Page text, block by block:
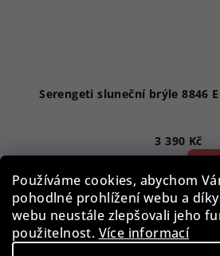
Používáme cookies, abychom
pohodlné prohlížení webu a
webu neustále zlepšovali jeho
použitelnost. Více informací
3 390 Kč
7 090 Kč
52 %)
Skladem
Do košíku